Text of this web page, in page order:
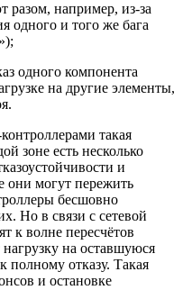
разом, например, из‑за
одного и того же бага
одного компонента
на другие элементы,
такая
зоне есть несколько
и
они могут пережить
бесшовно
Но в связи с сетевой
к волне пересчётов
на оставшуюся
полному отказу. Такая
и остановке